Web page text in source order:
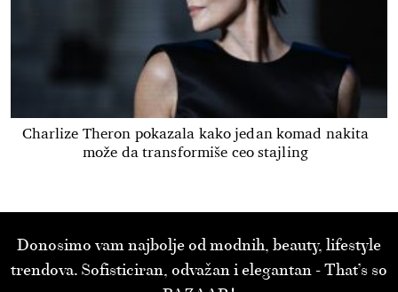
Charlize Theron pokazala kako jedan komad nakita
može da transformiše ceo stajling
Donosimo vam najbolje od modnih, beauty, lifestyle
trendova. Sofisticiran, odvažan i elegantan - That’s so